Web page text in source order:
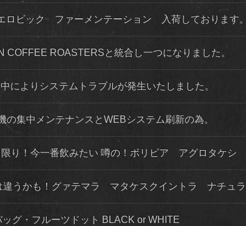
ロビック ファーメンテーション 入荷しております
ROASTERSと統合し一つになりました。
によりシステムトラブルが発生いたしました。
集中メンテナンスとWEBシステム刷新の為。
り！今一番飲みたい 噂の！ボリビア アグロタケシ
違うかも！グァテマラ マタケスクイントラ ナチュ
グ・フルーツドット BLACK or WHITE